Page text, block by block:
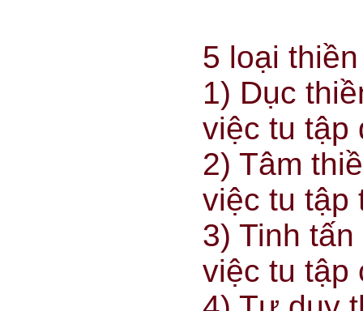
5 loại
1) Dục
việc tu tập
2) Tâm
việc tu tập
3) Tinh
việc tu tập